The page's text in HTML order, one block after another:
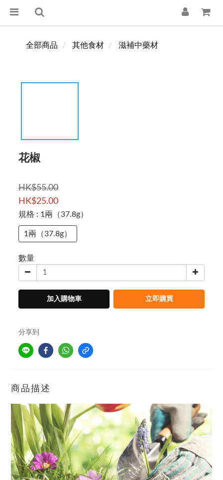
全部商品 其他食材 滋補中藥材
花椒
HK$55.00
HK$25.00
規格 : 1兩（37.8g）
1兩（37.8g）
數量
加入購物車 立即購買
分享到
商品描述